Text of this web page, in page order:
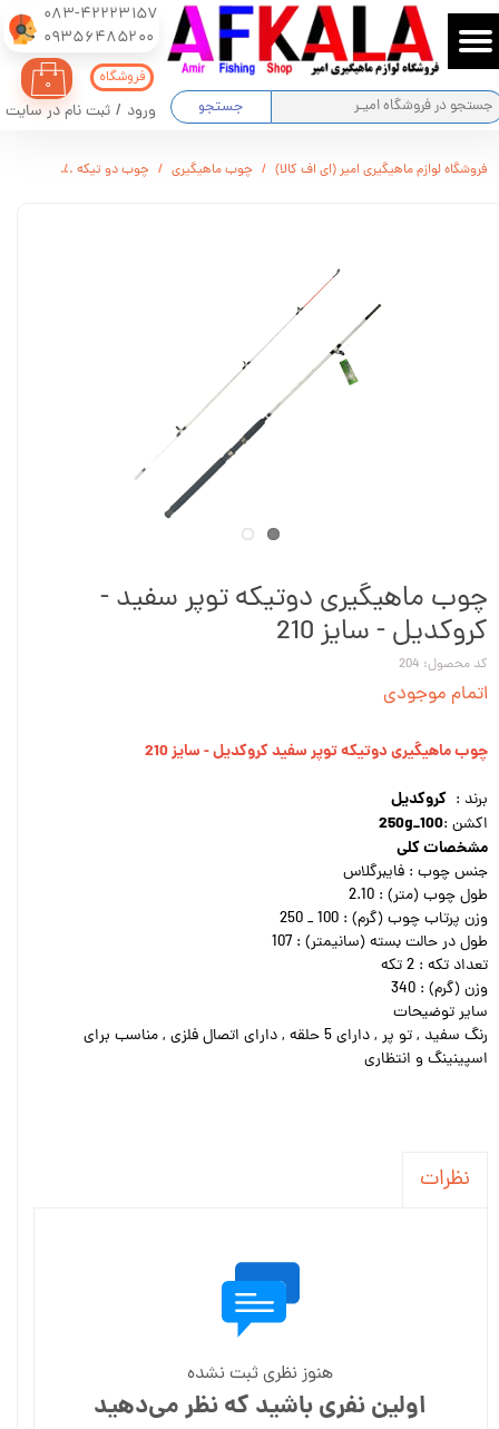
083-42223157
​​​​​​​09356485200
جستجو
۰
ورود / ثبت نام در سایت
حساب کاربری من
تغییر گذر واژه
فروشگاه
فروشگاه لوازم ماهیگیری امیر (ای اف کالا) چوب ماهیگیری چوب دو تیکه
چوب ماهیگیری دوتیکه توپر سفید -
کروکدیل - سایز 210
کد محصول: 204
اتمام موجودی
چوب ماهیگیری دوتیکه توپر سفید کروکدیل - سایز 210
برند : کروکدیل
اکشن :100
_
250g
مشخصات کلی
جنس چوب : فایبرگلاس
طول چوب (متر) : 2.10
وزن پرتاب چوب (گرم) : 100 _ 250
طول در حالت بسته (سانیمتر) : 107
تعداد تکه : 2 تکه
وزن (گرم) : 340
سایر توضیحات
رنگ سفید , تو پر , دارای 5 حلقه , دارای اتصال فلزی , مناسب برای
اسپینینگ و انتظاری
نظرات
هنوز نظری ثبت نشده
اولین نفری باشید که نظر می‌دهید